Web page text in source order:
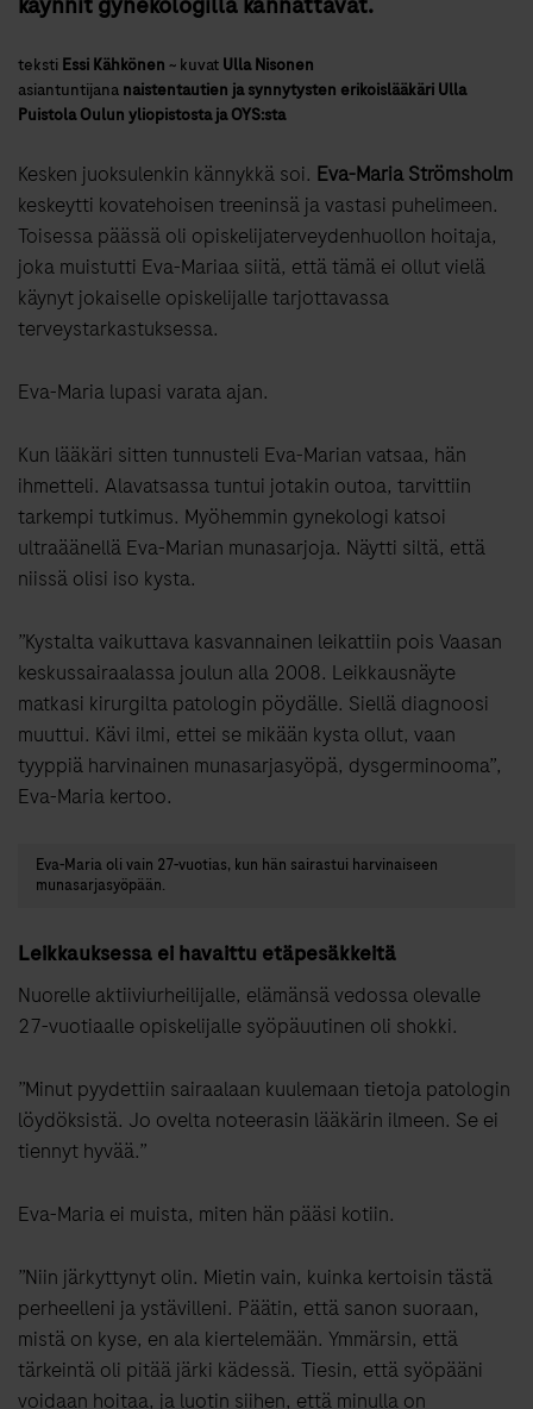
teksti Essi Kähkönen ~ kuvat Ulla Nisonen
asiantuntijana naistentautien ja synnytysten erikoislääkäri Ulla
Puistola Oulun yliopistosta ja OYS:sta
Kesken juoksulenkin kännykkä soi. Eva-Maria Strömsholm
keskeytti kovatehoisen treeninsä ja vastasi puhelimeen.
Toisessa päässä oli opiskelijaterveydenhuollon hoitaja,
joka muistutti Eva-Mariaa siitä, että tämä ei ollut vielä
käynyt jokaiselle opiskelijalle tarjottavassa
terveystarkastuksessa.
Eva-Maria lupasi varata ajan.
Kun lääkäri sitten tunnusteli Eva-Marian vatsaa, hän
ihmetteli. Alavatsassa tuntui jotakin outoa, tarvittiin
tarkempi tutkimus. Myöhemmin gynekologi katsoi
ultraäänellä Eva-Marian munasarjoja. Näytti siltä, että
niissä olisi iso kysta.
”Kystalta vaikuttava kasvannainen leikattiin pois Vaasan
keskussairaalassa joulun alla 2008. Leikkausnäyte
matkasi kirurgilta patologin pöydälle. Siellä diagnoosi
muuttui. Kävi ilmi, ettei se mikään kysta ollut, vaan
tyyppiä harvinainen munasarjasyöpä, dysgerminooma”,
Eva-Maria kertoo.
Eva-Maria oli vain 27-vuotias, kun hän sairastui harvinaiseen
munasarjasyöpään.
Leikkauksessa ei havaittu etäpesäkkeitä
Nuorelle aktiiviurheilijalle, elämänsä vedossa olevalle
27-vuotiaalle opiskelijalle syöpäuutinen oli shokki.
”Minut pyydettiin sairaalaan kuulemaan tietoja patologin
löydöksistä. Jo ovelta noteerasin lääkärin ilmeen. Se ei
tiennyt hyvää.”
Eva-Maria ei muista, miten hän pääsi kotiin.
”Niin järkyttynyt olin. Mietin vain, kuinka kertoisin tästä
perheelleni ja ystävilleni. Päätin, että sanon suoraan,
mistä on kyse, en ala kiertelemään. Ymmärsin, että
tärkeintä oli pitää järki kädessä. Tiesin, että syöpääni
voidaan hoitaa, ja luotin siihen, että minulla on